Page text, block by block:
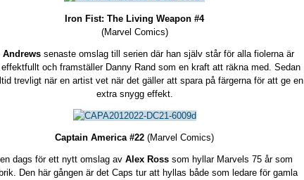
Iron Fist: The Living Weapon #4
(Marvel Comics)
Andrewssenaste omslag till serien där han själv står för alla fiolerna är
och framställer Danny Rand som en kraft att räkna med. Sedan
trevligt när en artist vet när det gäller att spara på färgerna för att ge en
extra snygg effekt.
Captain America #22 (Marvel Comics)
dags för ett nytt omslag av Alex Ross som hyllar Marvels 75 år som
Den här gången är det Caps tur att hyllas både som ledare för gamla